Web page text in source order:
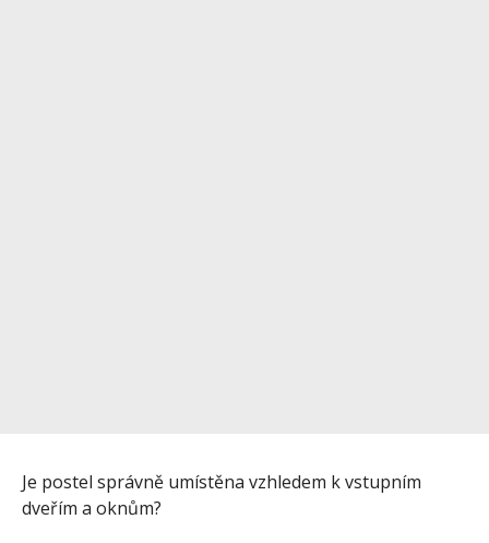
Je postel správně umístěna vzhledem k vstupním
dveřím a oknům?